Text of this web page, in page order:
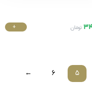
تومان
+
5
6
←